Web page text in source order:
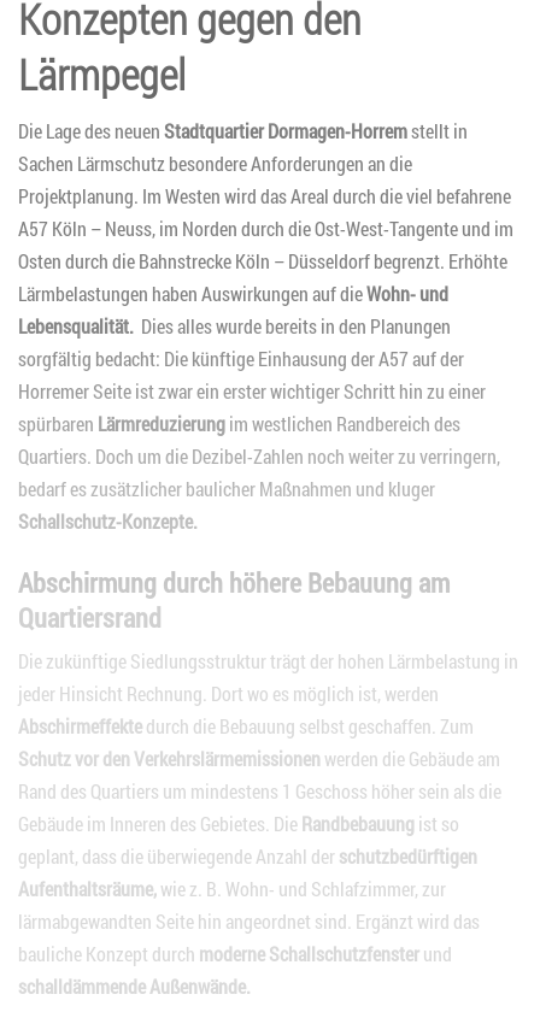
Konzepten gegen den
Lärmpegel
Die Lage des neuenStadtquartier Dormagen-Horremstellt in
Sachen Lärmschutz besondere Anforderungen an die
Projektplanung. Im Westen wird das Areal durch die viel befahrene
A57 Köln – Neuss, im Norden durch die Ost-West-Tangente und im
Osten durch die Bahnstrecke Köln – Düsseldorf begrenzt. Erhöhte
Lärmbelastungen haben Auswirkungen auf dieWohn- und
Lebensqualität. Dies alles wurde bereits in den Planungen
sorgfältig bedacht: Die künftige Einhausung der A57 auf der
Horremer Seite ist zwar ein erster wichtiger Schritt hin zu einer
spürbaren Lärmreduzierungim westlichen Randbereich des
Quartiers. Doch um die Dezibel-Zahlen noch weiter zu verringern,
bedarf es zusätzlicher baulicher Maßnahmen und kluger
Schallschutz-Konzepte.
Abschirmung durch höhere Bebauung am
Quartiersrand
Die zukünftige Siedlungsstruktur trägt der hohen Lärmbelastung in
jeder Hinsicht Rechnung. Dort wo es möglich ist, werden
Abschirmeffektedurch die Bebauung selbst geschaffen. Zum
Schutz vor den Verkehrslärmemissionen werden die Gebäude am
Rand des Quartiers um mindestens 1 Geschoss höher sein als die
Gebäude im Inneren des Gebietes. DieRandbebauung ist so
geplant, dass die überwiegende Anzahl derschutzbedürftigen
Aufenthaltsräume,wie z. B. Wohn- und Schlafzimmer, zur
lärmabgewandten Seite hin angeordnet sind. Ergänzt wird das
bauliche Konzept durch moderne Schallschutzfensterund
schalldämmende Außenwände.